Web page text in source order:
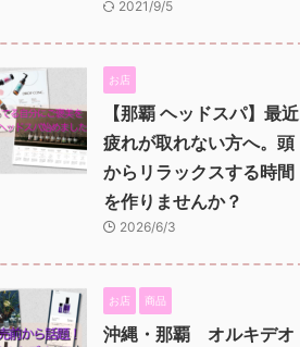
2021/9/5
お店
【那覇 ヘッドスパ】最近
疲れが取れない方へ。頭
からリラックスする時間
を作りませんか？
2026/6/3
お店 商品
沖縄・那覇 オルキデオ